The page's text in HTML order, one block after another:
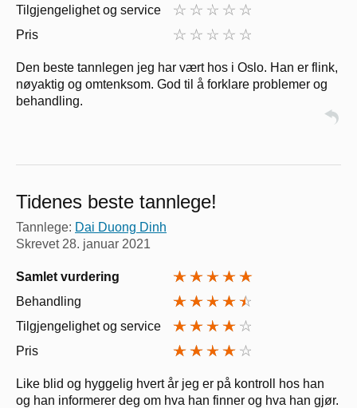
Tilgjengelighet og service
Pris
Den beste tannlegen jeg har vært hos i Oslo. Han er flink,
nøyaktig og omtenksom. God til å forklare problemer og
behandling.
Tidenes beste tannlege!
Tannlege: Dai Duong Dinh
Skrevet 28. januar 2021
Samlet vurdering
Behandling
Tilgjengelighet og service
Pris
Like blid og hyggelig hvert år jeg er på kontroll hos han
og han informerer deg om hva han finner og hva han gjør.